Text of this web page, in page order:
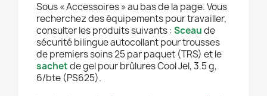
Sous « Accessoires » au bas de la page. Vous
recherchez des équipements pour travailler,
consulter les produits suivants : Sceaude
sécurité bilingue autocollant pour trousses
de premiers soins 25 par paquet (TRS) et le
sachetde gel pour brûlures Cool Jel, 3.5 g,
6/bte (PS625).